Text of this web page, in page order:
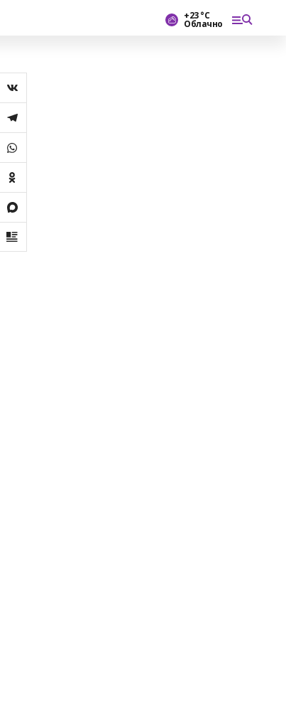
+23 °С
Облачно